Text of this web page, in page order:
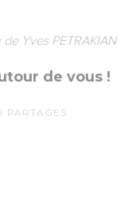
Yves PETRAKIAN
de vous !
PARTAGES